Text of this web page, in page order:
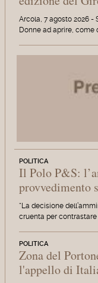
Arcola, 7 agosto 2026 -
Donne ad aprire, come
POLITICA
Il Polo P&S:
provvedimento
“La decisione
cruenta per
POLITICA
Zona del
l'appello di